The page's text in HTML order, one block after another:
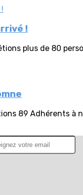
!
plus de 80
89 Adhérents à